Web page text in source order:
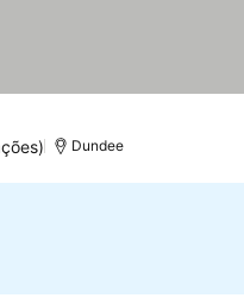
Dundee